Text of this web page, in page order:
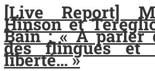
[Live Report]
Hinson et
Bain : « A parler
des flingues et
liberté… »